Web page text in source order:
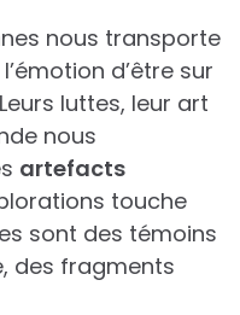
nous transporte
d’être sur
luttes, leur art
nous
artefacts
touche
sont des témoins
des fragments